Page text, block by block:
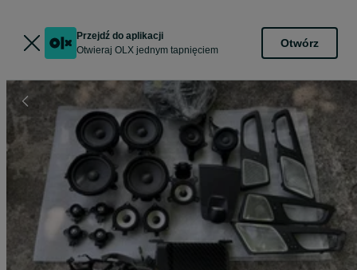
Przejdź do aplikacji
Otwieraj OLX jednym tapnięciem
Otwórz